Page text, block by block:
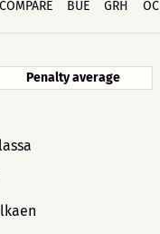
COMPARE BUE GRH
Penalty average